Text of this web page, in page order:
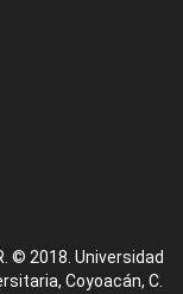
© 2018. Universidad
Coyoacán, C.